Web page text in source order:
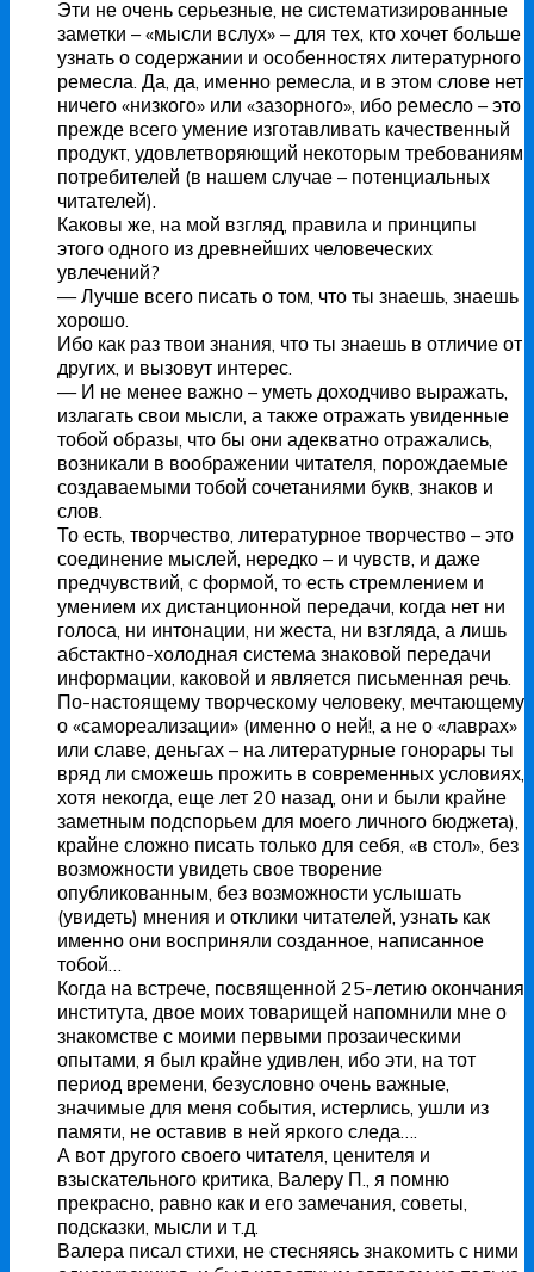
Эти не очень серьезные, не систематизированные
заметки – «мысли вслух» – для тех, кто хочет больше
узнать о содержании и особенностях литературного
ремесла. Да, да, именно ремесла, и в этом слове нет
ничего «низкого» или «зазорного», ибо ремесло – это
прежде всего умение изготавливать качественный
продукт, удовлетворяющий некоторым требованиям
потребителей (в нашем случае – потенциальных
читателей).
Каковы же, на мой взгляд, правила и принципы
этого одного из древнейших человеческих
увлечений?
— Лучше всего писать о том, что ты знаешь, знаешь
хорошо.
Ибо как раз твои знания, что ты знаешь в отличие от
других, и вызовут интерес.
— И не менее важно – уметь доходчиво выражать,
излагать свои мысли, а также отражать увиденные
тобой образы, что бы они адекватно отражались,
возникали в воображении читателя, порождаемые
создаваемыми тобой сочетаниями букв, знаков и
слов.
То есть, творчество, литературное творчество – это
соединение мыслей, нередко – и чувств, и даже
предчувствий, с формой, то есть стремлением и
умением их дистанционной передачи, когда нет ни
голоса, ни интонации, ни жеста, ни взгляда, а лишь
абстактно-холодная система знаковой передачи
информации, каковой и является письменная речь.
По-настоящему творческому человеку, мечтающему
о «самореализации» (именно о ней!, а не о «лаврах»
или славе, деньгах – на литературные гонорары ты
вряд ли сможешь прожить в современных условиях,
хотя некогда, еще лет 20 назад, они и были крайне
заметным подспорьем для моего личного бюджета),
крайне сложно писать только для себя, «в стол», без
возможности увидеть свое творение
опубликованным, без возможности услышать
(увидеть) мнения и отклики читателей, узнать как
именно они восприняли созданное, написанное
тобой…
Когда на встрече, посвященной 25-летию окончания
института, двое моих товарищей напомнили мне о
знакомстве с моими первыми прозаическими
опытами, я был крайне удивлен, ибо эти, на тот
период времени, безусловно очень важные,
значимые для меня события, истерлись, ушли из
памяти, не оставив в ней яркого следа….
А вот другого своего читателя, ценителя и
взыскательного критика, Валеру П., я помню
прекрасно, равно как и его замечания, советы,
подсказки, мысли и т.д.
Валера писал стихи, не стесняясь знакомить с ними